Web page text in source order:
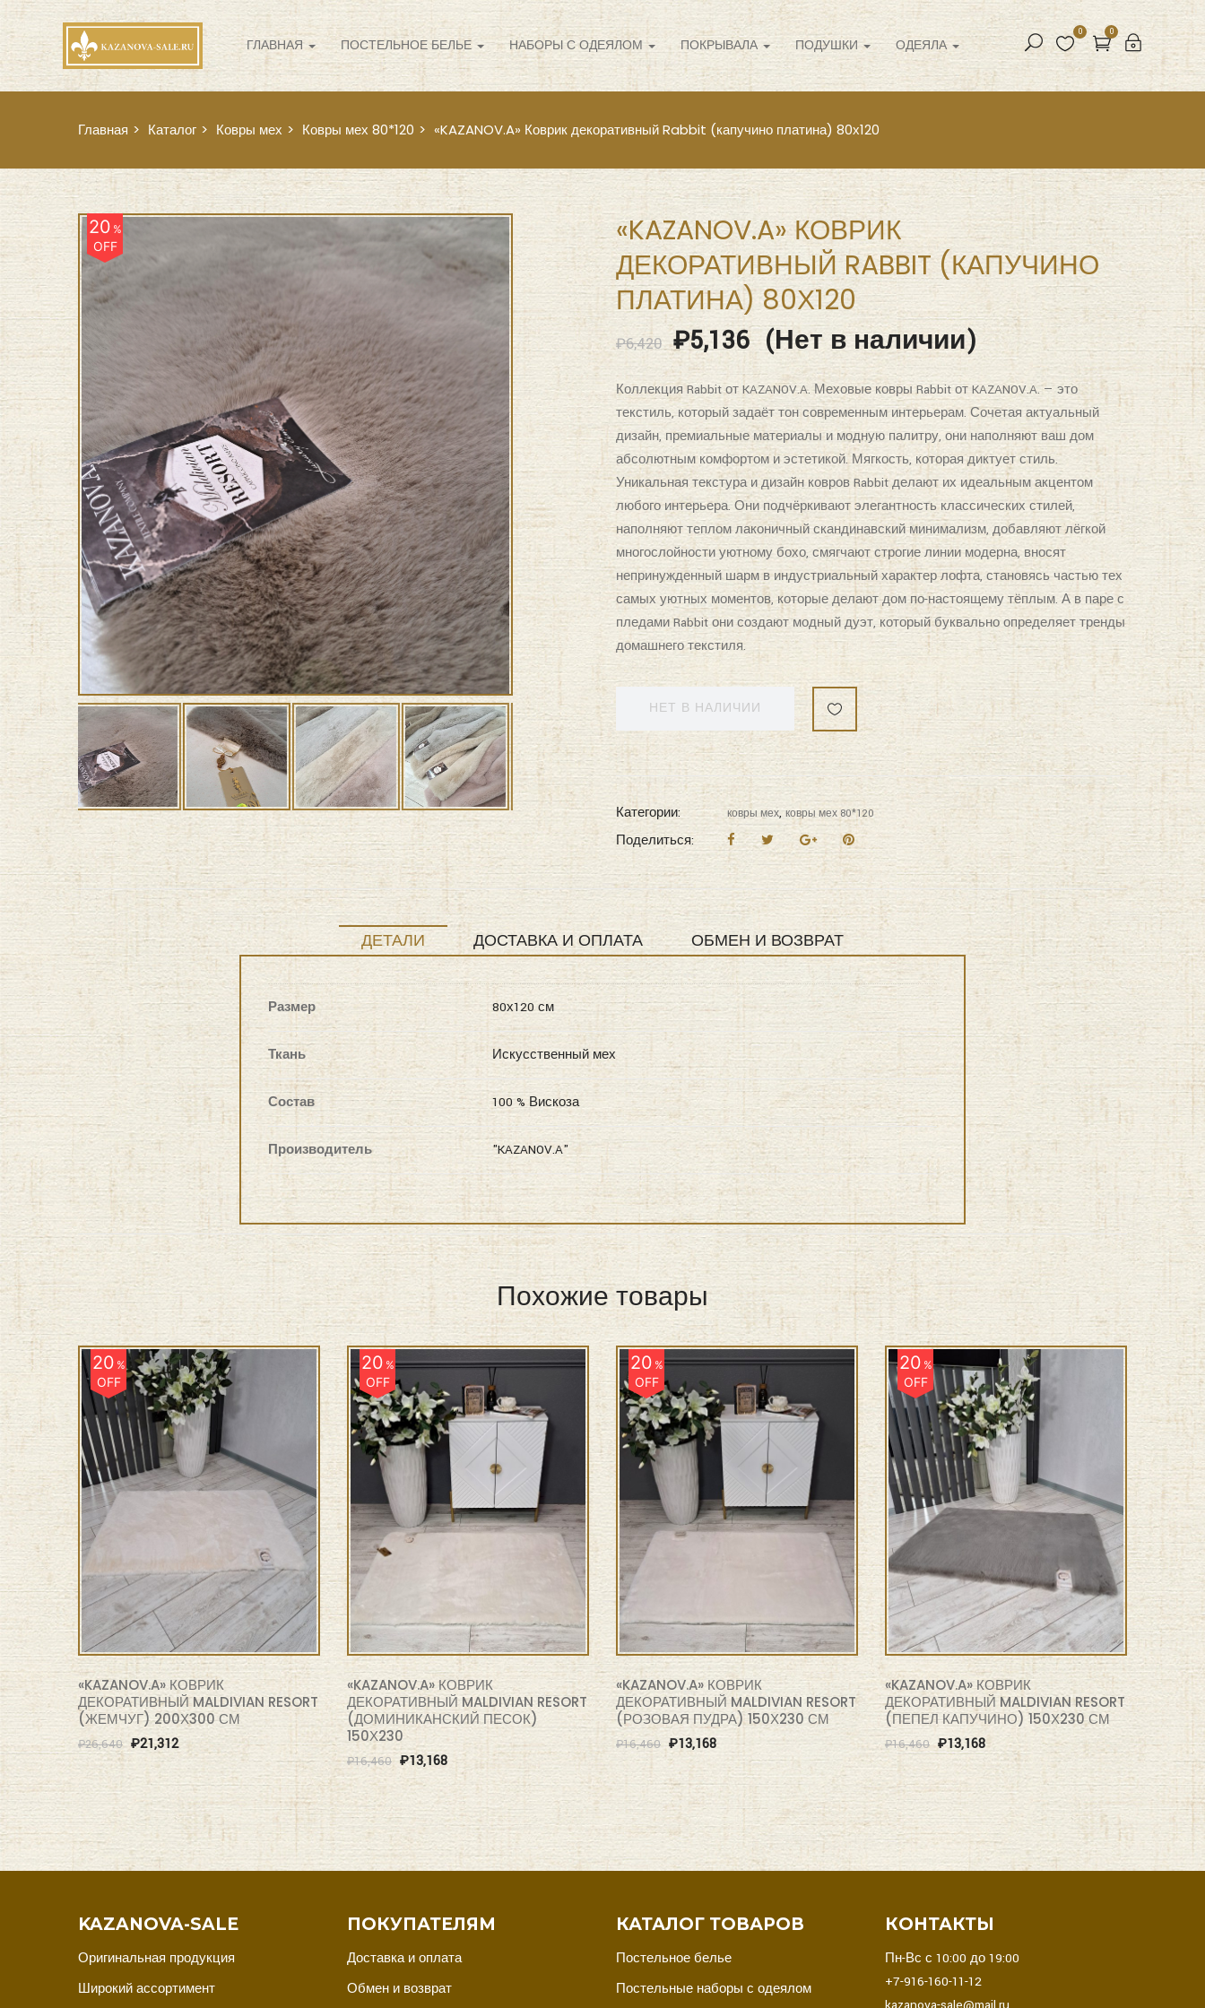
ГЛАВНАЯ ПОСТЕЛЬНОЕ БЕЛЬЕ НАБОРЫ С ОДЕЯЛОМ ПОКРЫВАЛА ПОДУШКИ ОДЕЯЛА
0
0
Главная Каталог Ковры мех Ковры мех 80*120 «KAZANOV.A» Коврик декоративный Rabbit (капучино платина) 80х120
20%
OFF
«KAZANOV.A» КОВРИК
ДЕКОРАТИВНЫЙ RABBIT (КАПУЧИНО
ПЛАТИНА) 80Х120
₽6,420 ₽5,136(Нет в наличии)
Коллекция Rabbit от KAZANOV.A. Меховые ковры Rabbit от KAZANOV.A. — это
текстиль, который задаёт тон современным интерьерам. Сочетая актуальный
дизайн, премиальные материалы и модную палитру, они наполняют ваш дом
абсолютным комфортом и эстетикой. Мягкость, которая диктует стиль.
Уникальная текстура и дизайн ковров Rabbit делают их идеальным акцентом
любого интерьера. Они подчёркивают элегантность классических стилей,
наполняют теплом лаконичный скандинавский минимализм, добавляют лёгкой
многослойности уютному бохо, смягчают строгие линии модерна, вносят
непринужденный шарм в индустриальный характер лофта, становясь частью тех
самых уютных моментов, которые делают дом по-настоящему тёплым. А в паре с
пледами Rabbit они создают модный дуэт, который буквально определяет тренды
домашнего текстиля.
НЕТ В НАЛИЧИИ
Категории: ковры мех,ковры мех 80*120
Поделиться:
ДЕТАЛИ ДОСТАВКА И ОПЛАТА ОБМЕН И ВОЗВРАТ
Размер 80х120 см
Ткань Искусственный мех
Состав 100 % Вискоза
Производитель "KAZANOV.A"
Похожие товары
20%
OFF
«KAZANOV.A» КОВРИК
ДЕКОРАТИВНЫЙ MALDIVIAN RESORT
(ЖЕМЧУГ) 200Х300 СМ
₽26,640 ₽21,312
20%
OFF
«KAZANOV.A» КОВРИК
ДЕКОРАТИВНЫЙ MALDIVIAN RESORT
(ДОМИНИКАНСКИЙ ПЕСОК)
150Х230
₽16,460 ₽13,168
20%
OFF
«KAZANOV.A» КОВРИК
ДЕКОРАТИВНЫЙ MALDIVIAN RESORT
(РОЗОВАЯ ПУДРА) 150Х230 СМ
₽16,460 ₽13,168
20%
OFF
«KAZANOV.A» КОВРИК
ДЕКОРАТИВНЫЙ MALDIVIAN RESORT
(ПЕПЕЛ КАПУЧИНО) 150Х230 СМ
₽16,460 ₽13,168
KAZANOVA-SALE
Оригинальная продукция
Широкий ассортимент
ПОКУПАТЕЛЯМ
Доставка и оплата
Обмен и возврат
КАТАЛОГ ТОВАРОВ
Постельное белье
Постельные наборы с одеялом
КОНТАКТЫ
Пн-Вс с 10:00 до 19:00
+7-916-160-11-12